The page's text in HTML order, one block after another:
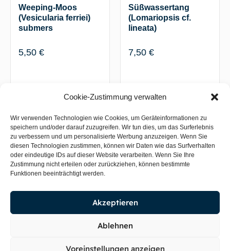
Cookie-Zustimmung verwalten
Wir verwenden Technologien wie Cookies, um Geräteinformationen zu
speichern und/oder darauf zuzugreifen. Wir tun dies, um das Surferlebnis
zu verbessern und um personalisierte Werbung anzuzeigen. Wenn Sie
diesen Technologien zustimmen, können wir Daten wie das Surfverhalten
oder eindeutige IDs auf dieser Website verarbeiten. Wenn Sie Ihre
Zustimmung nicht erteilen oder zurückziehen, können bestimmte
Funktionen beeinträchtigt werden.
Akzeptieren
Ablehnen
Voreinstellungen anzeigen
Weeping-Moos
(Vesicularia ferriei)
submers
5,50 €
Süßwassertang
(Lomariopsis cf.
lineata)
7,50 €
(Leptodictyum
1x Mix Moos (z.B.
Taxiphyllum x
Vesicularia x
submers